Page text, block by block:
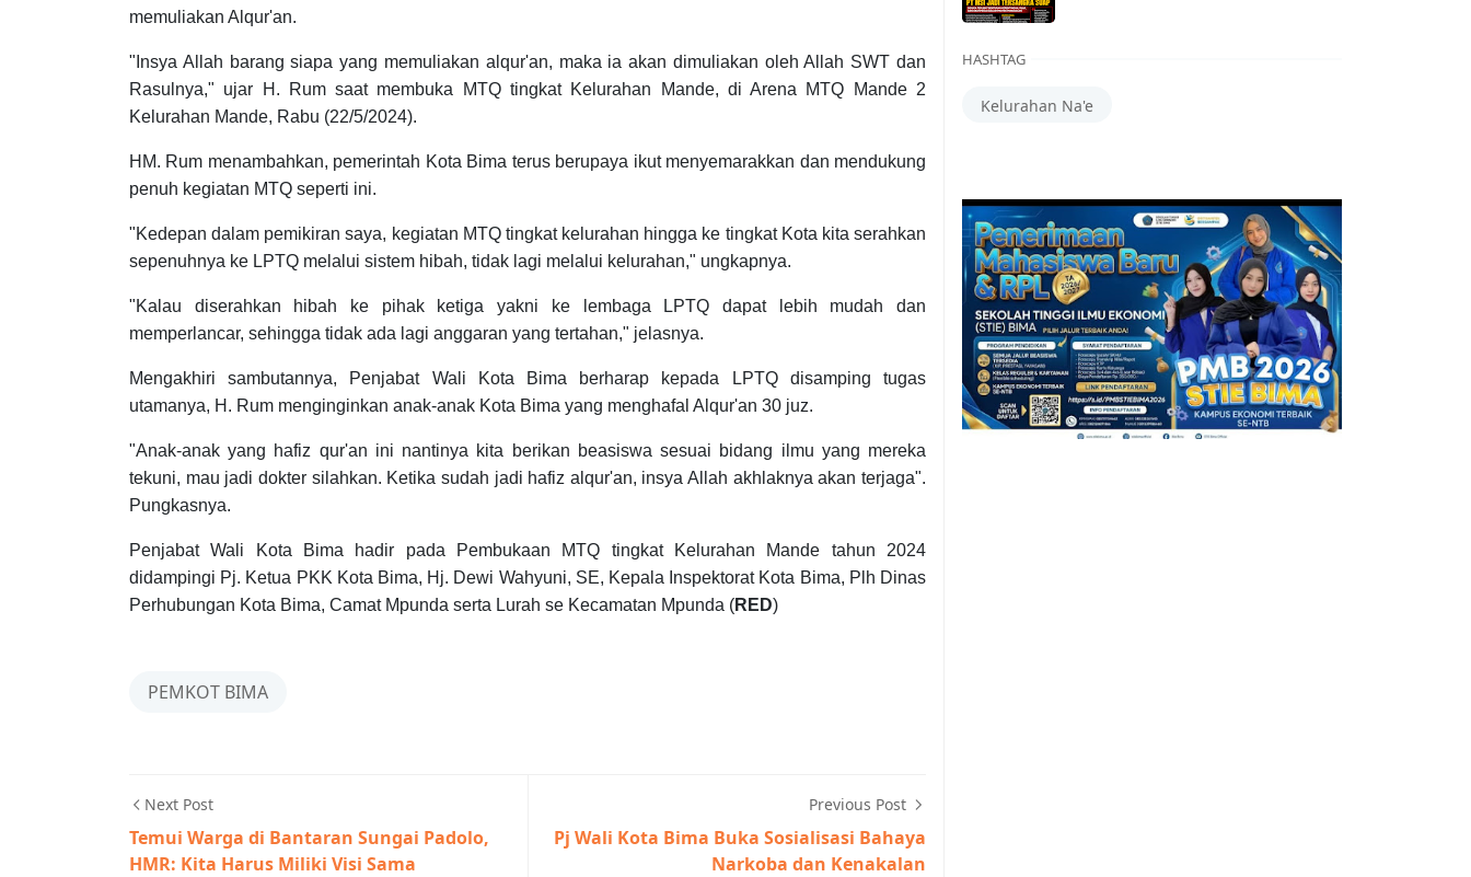
memuliakan Alqur'an.
"Insya Allah barang siapa yang memuliakan alqur'an, maka ia akan dimuliakan oleh Allah SWT dan
Rasulnya," ujar H. Rum saat membuka MTQ tingkat Kelurahan Mande, di Arena MTQ Mande 2
Kelurahan Mande, Rabu (22/5/2024).
HM. Rum menambahkan, pemerintah Kota Bima terus berupaya ikut menyemarakkan dan mendukung
penuh kegiatan MTQ seperti ini.
"Kedepan dalam pemikiran saya, kegiatan MTQ tingkat kelurahan hingga ke tingkat Kota kita serahkan
sepenuhnya ke LPTQ melalui sistem hibah, tidak lagi melalui kelurahan," ungkapnya.
"Kalau diserahkan hibah ke pihak ketiga yakni ke lembaga LPTQ dapat lebih mudah dan
memperlancar, sehingga tidak ada lagi anggaran yang tertahan," jelasnya.
Mengakhiri sambutannya, Penjabat Wali Kota Bima berharap kepada LPTQ disamping tugas
utamanya, H. Rum menginginkan anak-anak Kota Bima yang menghafal Alqur'an 30 juz.
"Anak-anak yang hafiz qur'an ini nantinya kita berikan beasiswa sesuai bidang ilmu yang mereka
tekuni, mau jadi dokter silahkan. Ketika sudah jadi hafiz alqur'an, insya Allah akhlaknya akan terjaga".
Pungkasnya.
Penjabat Wali Kota Bima hadir pada Pembukaan MTQ tingkat Kelurahan Mande tahun 2024
didampingi Pj. Ketua PKK Kota Bima, Hj. Dewi Wahyuni, SE, Kepala Inspektorat Kota Bima, Plh Dinas
Perhubungan Kota Bima, Camat Mpunda serta Lurah se Kecamatan Mpunda (RED)
PEMKOT BIMA
Next Post
Temui Warga di Bantaran Sungai Padolo,
HMR: Kita Harus Miliki Visi Sama
Previous Post
Pj Wali Kota Bima Buka Sosialisasi Bahaya
Narkoba dan Kenakalan
HASHTAG
Kelurahan Na'e